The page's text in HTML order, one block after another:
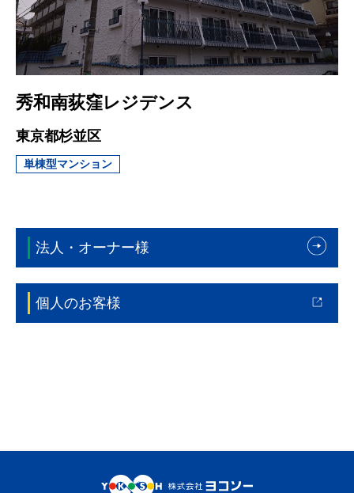
秀和南荻窪レジデンス
東京都杉並区
単棟型マンション
法人・オーナー様
個人のお客様